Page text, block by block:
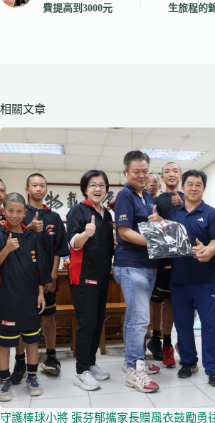
費提高到3000元
生旅程的
相關文章
守護棒球小將 張芬郁攜家長贈風衣鼓勵勇